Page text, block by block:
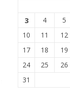
3 4 5
10
11 12
17
18 19
24
25 26
31